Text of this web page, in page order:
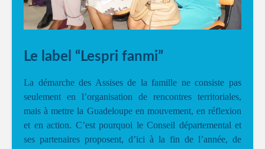
Le label “Lespri fanmi”
La démarche des Assises de la famille ne consiste pas
seulement en l’organisation de rencontres territoriales,
mais à mettre la Guadeloupe en mouvement, en réflexion
et en action. C’est pourquoi le Conseil départemental et
ses partenaires proposent, d’ici à la fin de l’année, de